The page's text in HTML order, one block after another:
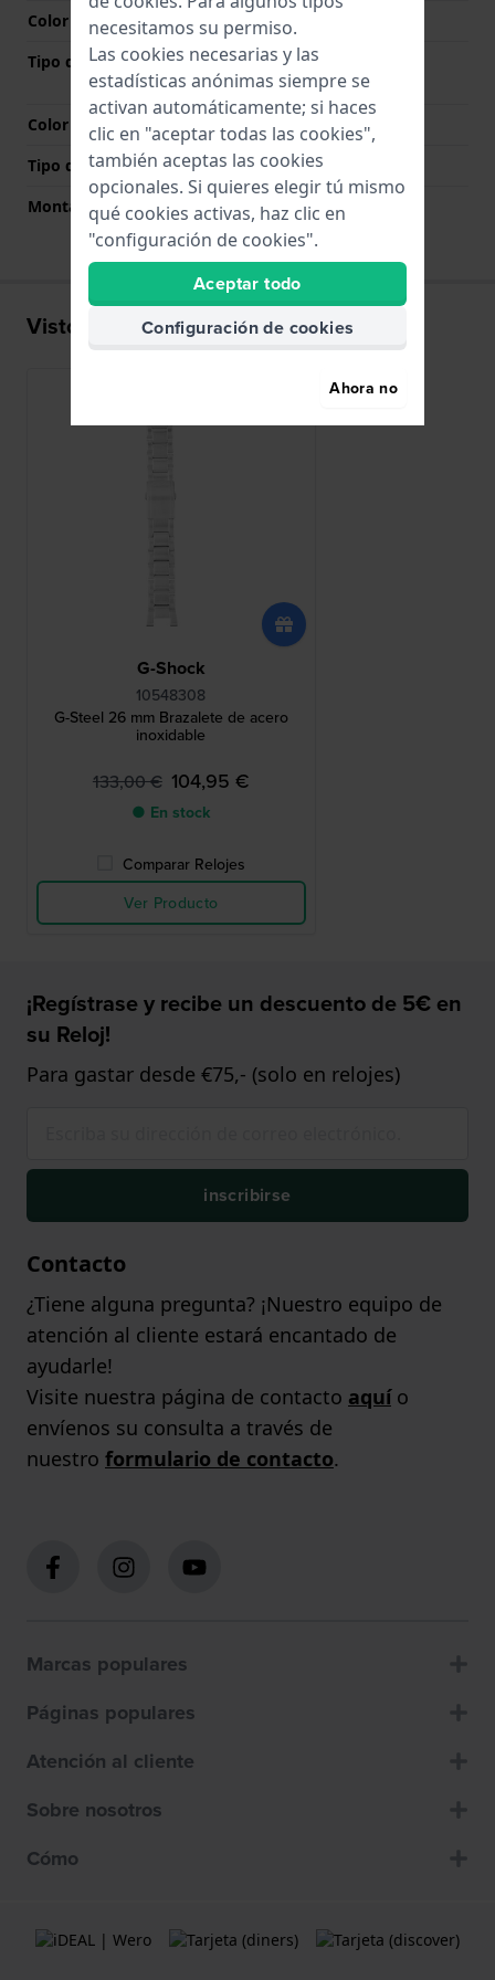
Color de correa
Plateado
Tipo de cierre
Cierre desplegable con
botones pulsadores
Color del cierre
Plateado
Tipo de montaje
Tornillo de montura
Montaje Recto
No
Visto recientemente
G-Shock
10548308
G-Steel 26 mm Brazalete de acero
inoxidable
133,00 € 104,95 €
● En stock
Comparar Relojes
Ver Producto
¡Regístrase y recibe un descuento de 5€ en
su Reloj!
Para gastar desde €75,- (solo en relojes)
inscribirse
Contacto
¿Tiene alguna pregunta? ¡Nuestro equipo de
atención al cliente estará encantado de
ayudarle!
Visite nuestra página de contacto aquío
envíenos su consulta a través de
nuestro formulario de contacto.
Marcas populares
Páginas populares
Atención al cliente
Sobre nosotros
Cómo
necesitamos su permiso.
Las cookies necesarias y las
estadísticas anónimas siempre se
activan automáticamente; si haces
clic en "aceptar todas las cookies",
también aceptas las cookies
opcionales. Si quieres elegir tú mismo
qué cookies activas, haz clic en
"configuración de cookies".
Aceptar todo
Configuración de cookies
Ahora no